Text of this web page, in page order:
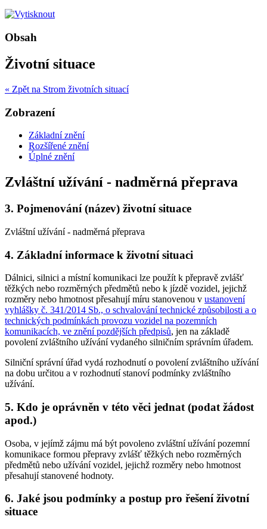
Obsah
Životní situace
« Zpět na Strom životních situací
Zobrazení
Základní znění
Rozšířené znění
Úplné znění
Zvláštní užívání - nadměrná přeprava
3. Pojmenování (název) životní situace
Zvláštní užívání - nadměrná přeprava
4. Základní informace k životní situaci
Dálnici, silnici a místní komunikaci lze použít k přepravě zvlášť
těžkých nebo rozměrných předmětů nebo k jízdě vozidel, jejichž
rozměry nebo hmotnost přesahují míru stanovenou v ustanovení
vyhlášky č. 341/2014 Sb., o schvalování technické způsobilosti a o
technických podmínkách provozu vozidel na pozemních
komunikacích, ve znění pozdějších předpisů, jen na základě
povolení zvláštního užívání vydaného silničním správním úřadem.
Silniční správní úřad vydá rozhodnutí o povolení zvláštního užívání
na dobu určitou a v rozhodnutí stanoví podmínky zvláštního
užívání.
5. Kdo je oprávněn v této věci jednat (podat žádost
apod.)
Osoba, v jejímž zájmu má být povoleno zvláštní užívání pozemní
komunikace formou přepravy zvlášť těžkých nebo rozměrných
předmětů nebo užívání vozidel, jejichž rozměry nebo hmotnost
přesahují stanovené hodnoty.
6. Jaké jsou podmínky a postup pro řešení životní
situace